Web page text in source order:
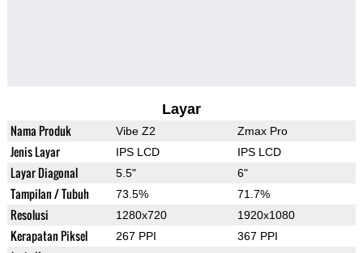
Layar
Nama Produk Vibe Z2 Zmax Pro
Jenis Layar IPS LCD IPS LCD
Layar Diagonal 5.5" 6"
Tampilan / Tubuh 73.5% 71.7%
Resolusi 1280x720 1920x1080
Kerapatan Piksel 267 PPI 367 PPI